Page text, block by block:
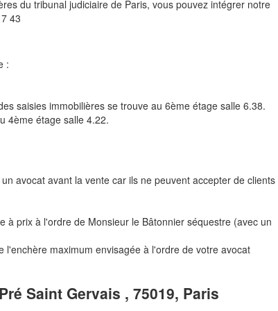
du tribunal judiciaire de Paris, vous pouvez intégrer notre
43
:
saisies immobilières se trouve au 6ème étage salle 6.38.
4ème étage salle 4.22.
avocat avant la vente car ils ne peuvent accepter de clients
à prix à l'ordre de Monsieur le Bâtonnier séquestre (avec un
maximum envisagée à l'ordre de votre avocat
Saint Gervais , 75019, Paris